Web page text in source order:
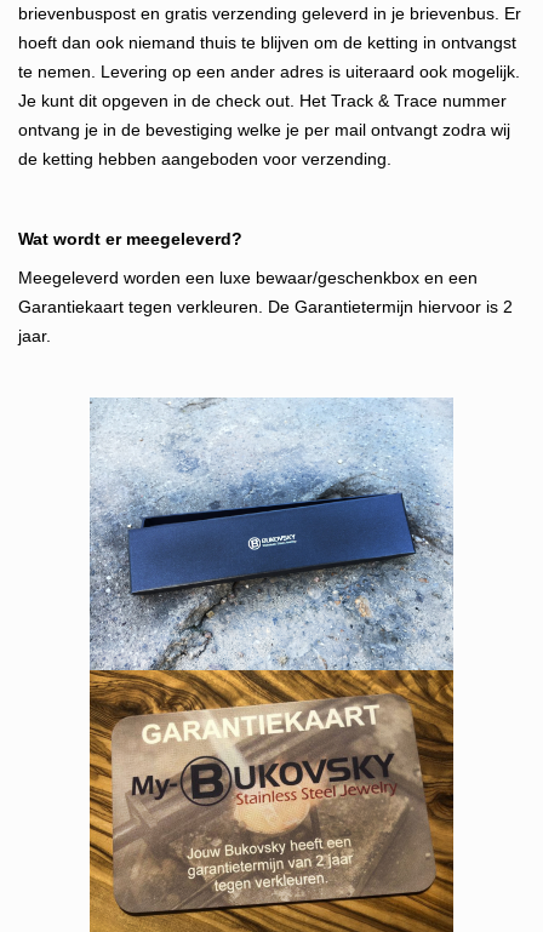
brievenbuspost en gratis verzending geleverd in je brievenbus. Er
hoeft dan ook niemand thuis te blijven om de ketting in ontvangst
te nemen. Levering op een ander adres is uiteraard ook mogelijk.
Je kunt dit opgeven in de check out. Het Track & Trace nummer
ontvang je in de bevestiging welke je per mail ontvangt zodra wij
de ketting hebben aangeboden voor verzending.
Wat wordt er meegeleverd?
Meegeleverd worden een luxe bewaar/geschenkbox en een
Garantiekaart tegen verkleuren. De Garantietermijn hiervoor is 2
jaar.